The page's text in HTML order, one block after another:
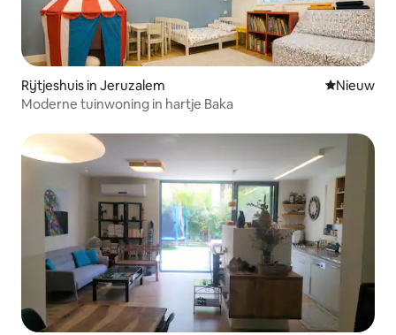
Rijtjeshuis in Jeruzalem Nieuwe
Nieuw
Moderne tuinwoning in hartje Baka